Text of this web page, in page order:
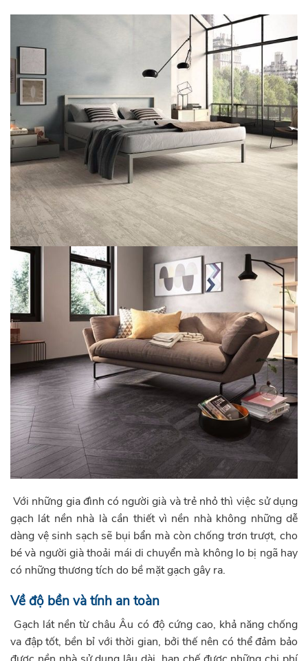
Với những gia đình có người già và trẻ nhỏ thì việc sử dụng
gạch lát nền nhà là cần thiết vì nền nhà không những dễ
dàng vệ sinh sạch sẽ bụi bẩn mà còn chống trơn trượt, cho
bé và người già thoải mái di chuyển mà không lo bị ngã hay
có những thương tích do bề mặt gạch gây ra.
Về độ bền và tính an toàn
Gạch lát nền từ châu Âu có độ cứng cao, khả năng chống
va đập tốt, bền bỉ với thời gian, bởi thế nên có thể đảm bảo